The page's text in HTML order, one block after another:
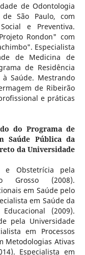
de Odontologia
São Paulo, com
e Preventiva.
Rondon" com
Especialista
de Medicina de
de Residência
Saúde. Mestrando
de Ribeirão
e práticas
do Programa de
Saúde Pública da
da Universidade
e Obstetrícia pela
Grosso (2008).
em Saúde pelo
em Saúde da
(2009).
pela Universidade
em Processos
Metodologias Ativas
Especialista em